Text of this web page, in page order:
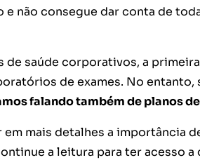
não consegue dar conta de
de saúde corporativos, a
de exames. No entanto,
falando também de planos de
mais detalhes a importância
a leitura para ter acesso a